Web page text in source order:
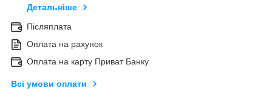
Детальніше
Післяплата
Оплата на рахунок
Оплата на карту Приват Банку
Всі умови оплати